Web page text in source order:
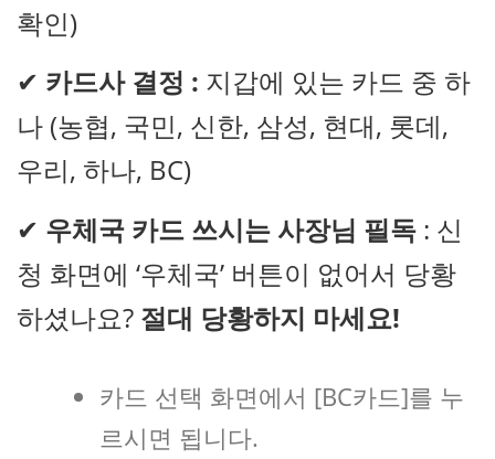
확인)
✔ 카드사 결정 : 지갑에 있는 카드 중 하
나 (농협, 국민, 신한, 삼성, 현대, 롯데,
우리, 하나, BC)
✔ 우체국 카드 쓰시는 사장님 필독 : 신
청 화면에 ‘우체국’ 버튼이 없어서 당황
하셨나요? 절대 당황하지 마세요!
카드 선택 화면에서 [BC카드]를 누
르시면 됩니다.